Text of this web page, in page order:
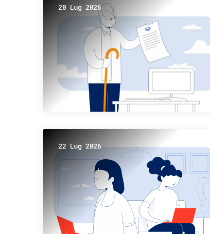
20 Lug 2026
22 Lug 2026